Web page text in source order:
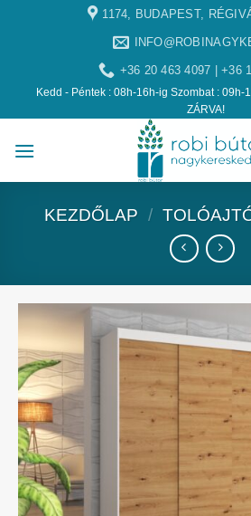
1174, BUDAPEST,
+36 20 463 4097 | +36
Kedd - Péntek : 08h-16h-ig Szombat : 09h-
ZÁRVA!
KEZDŐLAP /